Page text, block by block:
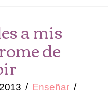
a mis
de
Enseñar